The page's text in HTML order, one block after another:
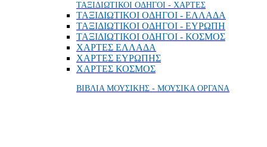
ΤΑΞΙΔΙΩΤΙΚΟΙ ΟΔΗΓΟΙ - ΧΑΡΤΕΣ
ΤΑΞΙΔΙΩΤΙΚΟΙ ΟΔΗΓΟΙ - ΕΛΛΑΔΑ
ΤΑΞΙΔΙΩΤΙΚΟΙ ΟΔΗΓΟΙ - ΕΥΡΩΠΗ
ΤΑΞΙΔΙΩΤΙΚΟΙ ΟΔΗΓΟΙ - ΚΟΣΜΟΣ
ΧΑΡΤΕΣ ΕΛΛΑΔΑ
ΧΑΡΤΕΣ ΕΥΡΩΠΗΣ
ΧΑΡΤΕΣ ΚΟΣΜΟΣ
ΒΙΒΛΙΑ ΜΟΥΣΙΚΗΣ - ΜΟΥΣΙΚΑ ΟΡΓΑΝΑ